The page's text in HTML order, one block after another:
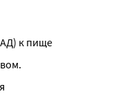
к пище